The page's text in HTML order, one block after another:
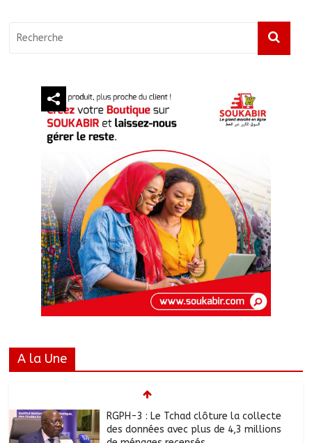
A la Une
RGPH-3 : Le Tchad clôture la collecte
des données avec plus de 4,3 millions